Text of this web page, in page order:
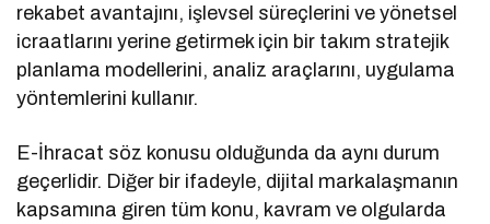
rekabet avantajını, işlevsel süreçlerini ve yönetsel
icraatlarını yerine getirmek için bir takım stratejik
planlama modellerini, analiz araçlarını, uygulama
yöntemlerini kullanır.
E-İhracat söz konusu olduğunda da aynı durum
geçerlidir. Diğer bir ifadeyle, dijital markalaşmanın
kapsamına giren tüm konu, kavram ve olgularda